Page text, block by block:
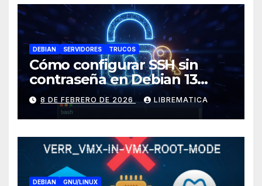
DEBIAN SERVIDORES TRUCOS
Cómo configurar SSH sin
contraseña en Debian 13
(Trixie)
8 DE FEBRERO DE 2026 LIBREMATICA
DEBIAN GNU/LINUX